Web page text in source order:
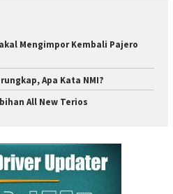
Mengimpor Kembali Pajero
Apa Kata NMI?
All New Terios